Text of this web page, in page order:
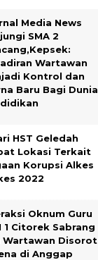
Media News
SMA 2
Wartawan
Kontrol dan
Baru Bagi Dunia
HST Geledah
Lokasi Terkait
Korupsi Alkes
2022
Oknum Guru
1 Citorek Sabrang
Wartawan Disorot
di Anggap